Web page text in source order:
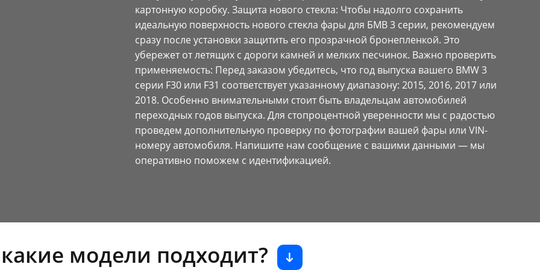
картонную коробку. Защита нового стекла: Чтобы надолго сохранить
идеальную поверхность нового стекла фары для БМВ 3 серии, рекомендуем
сразу после установки защитить его прозрачной бронепленкой. Это
убережет от летящих с дороги камней и мелких песчинок. Важно проверить
применяемость: Перед заказом убедитесь, что год выпуска вашего BMW 3
серии F30 или F31 соответствует указанному диапазону: 2015, 2016, 2017 или
2018. Особенно внимательными стоит быть владельцам автомобилей
переходных годов выпуска. Для стопроцентной уверенности мы с радостью
проведем дополнительную проверку по фотографии вашей фары или VIN-
номеру автомобиля. Напишите нам сообщение с вашими данными — мы
оперативно поможем с идентификацией.
модели подходит?